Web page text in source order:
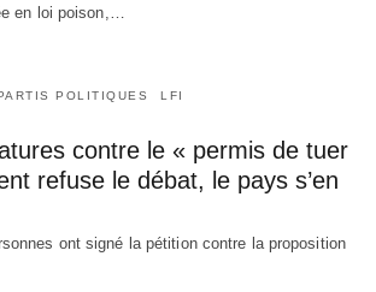
en loi poison,…
POLITIQUES LFI
contre le « permis de tuer
refuse le débat, le pays s’en
ont signé la pétition contre la proposition